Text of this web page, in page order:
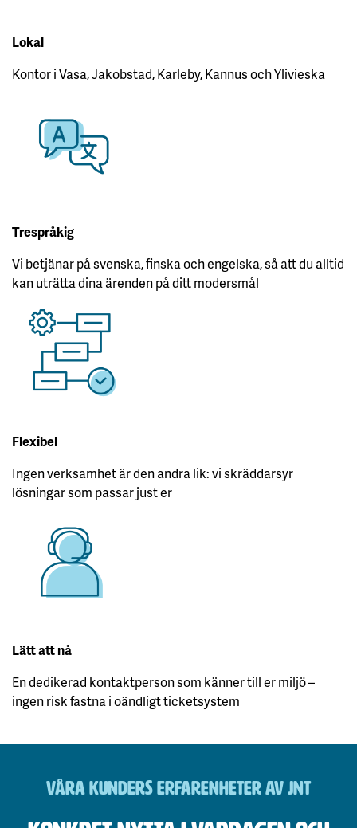
Lokal
Kontor i Vasa, Jakobstad, Karleby, Kannus och Ylivieska
Trespråkig
Vi betjänar på svenska, finska och engelska, så att du alltid
kan uträtta dina ärenden på ditt modersmål
Flexibel
Ingen verksamhet är den andra lik: vi skräddarsyr
lösningar som passar just er
Lätt att nå
En dedikerad kontaktperson som känner till er miljö –
ingen risk fastna i oändligt ticketsystem
VÅRA KUNDERS ERFARENHETER AV JNT